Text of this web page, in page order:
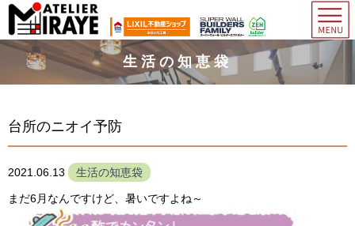
生活の知恵袋
台所のニオイ予防
2021.06.13 生活の知恵袋
まだ6月なんですけど、暑いですよね～